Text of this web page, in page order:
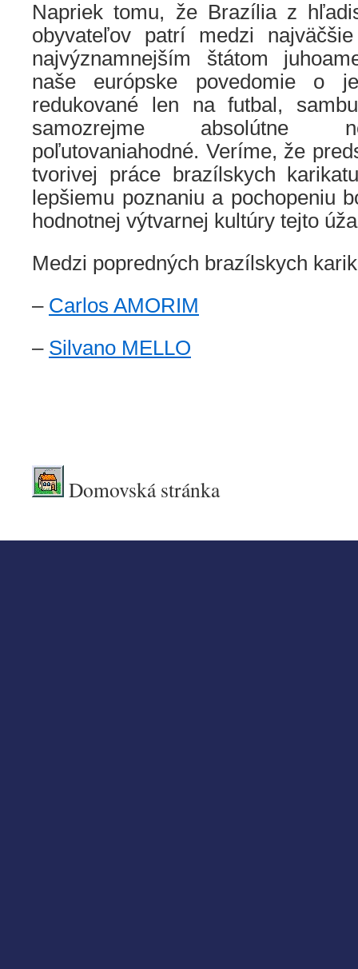
Napriek tomu, že Brazília z
obyvateľov patrí medzi
najvýznamnejším štátom
naše európske povedomie o
redukované len na futbal,
samozrejme absolútne
poľutovaniahodné. Veríme, že
tvorivej práce brazílskych
lepšiemu poznaniu a pochopeniu
hodnotnej výtvarnej kultúry tejto
Medzi popredných brazílskych
– Carlos AMORIM
– Silvano MELLO
Domovská stránka